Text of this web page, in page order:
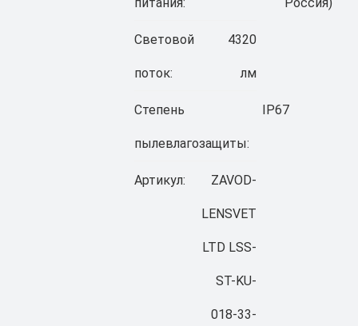
Световой
поток:
4320
лм
Степень
пылевлагозащиты:
IP67
Артикул: ZAVOD-
LENSVET
LTD LSS-
ST-KU-
018-33-